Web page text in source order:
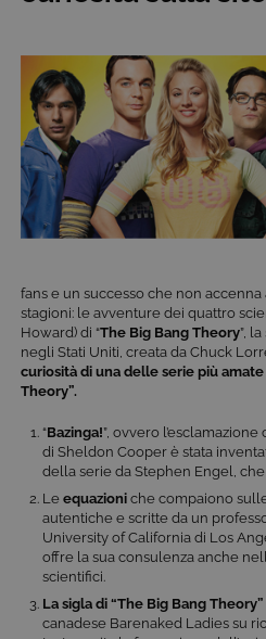
fans e un successo che non
stagioni: le avventure dei quattro
Howard) di “The Big Bang Theory”,
negli Stati Uniti, creata da Chuck
curiosità di una delle serie più amate
Theory”.
“Bazinga!”, ovvero
di Sheldon Cooper è stata
della serie da Stephen Engel, che
Le equazioni che compaiono
autentiche e scritte da un
University of California di Los
offre la sua consulenza anche
scientifici.
La sigla di “The Big Bang Theory”
canadese Barenaked Ladies su